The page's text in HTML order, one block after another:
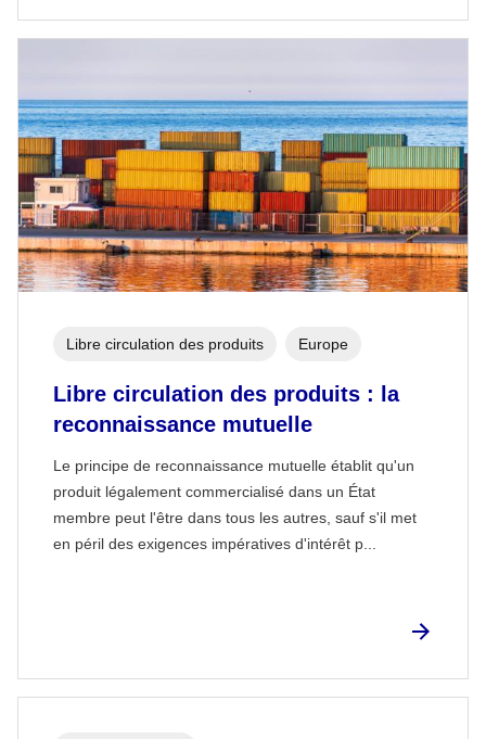
Libre circulation des produits : la
reconnaissance mutuelle
Le principe de reconnaissance mutuelle établit qu'un
produit légalement commercialisé dans un État
membre peut l'être dans tous les autres, sauf s'il met
en péril des exigences impératives d'intérêt p...
Libre circulation des produits Europe